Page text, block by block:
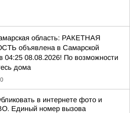
область: РАКЕТНАЯ
объявлена в Самарской
04:25 08.08.2026! По возможности
дома
в интернете фото и
Единый номер вызова